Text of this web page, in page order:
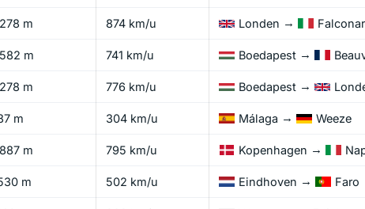
m 874 km/u Londen →
m 741 km/u Boedapest →
m 776 km/u Boedapest →
m 304 km/u Málaga → Weeze
m 795 km/u Kopenhagen →
m 502 km/u Eindhoven → Faro